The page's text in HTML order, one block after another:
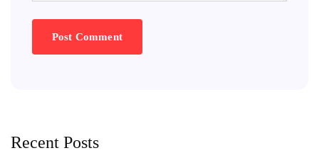
Recent Posts